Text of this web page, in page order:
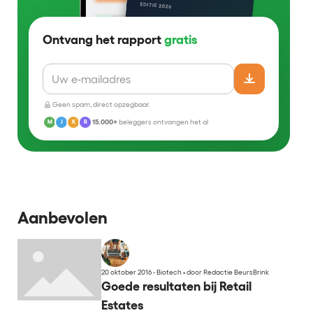
Ontvang het rapport gratis
Geen spam, direct opzegbaar.
M J K R 15.000+beleggers ontvangen het al
Aanbevolen
20 oktober 2016 - Biotech•door Redactie BeursBrink
Goede resultaten bij Retail
Estates